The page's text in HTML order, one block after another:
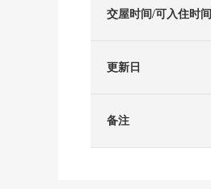
交屋时间/可入住时间
更新日
备注